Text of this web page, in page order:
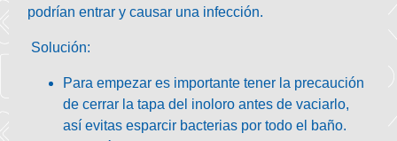
podrían entrar y causar una infección.
Solución:
Para empezar es importante tener la precaución
de cerrar la tapa del inoloro antes de vaciarlo,
así evitas esparcir bacterias por todo el baño.